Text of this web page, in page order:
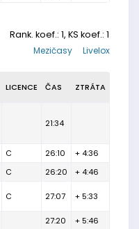
Rank. koef.: 1, KS koef.: 1
Livelox
Mezičasy
LICENCE ČAS ZTRÁTA
21:34
C 26:10
+ 4:36
C 26:20 + 4:46
C 27:07 + 5:33
27:20 + 5:46